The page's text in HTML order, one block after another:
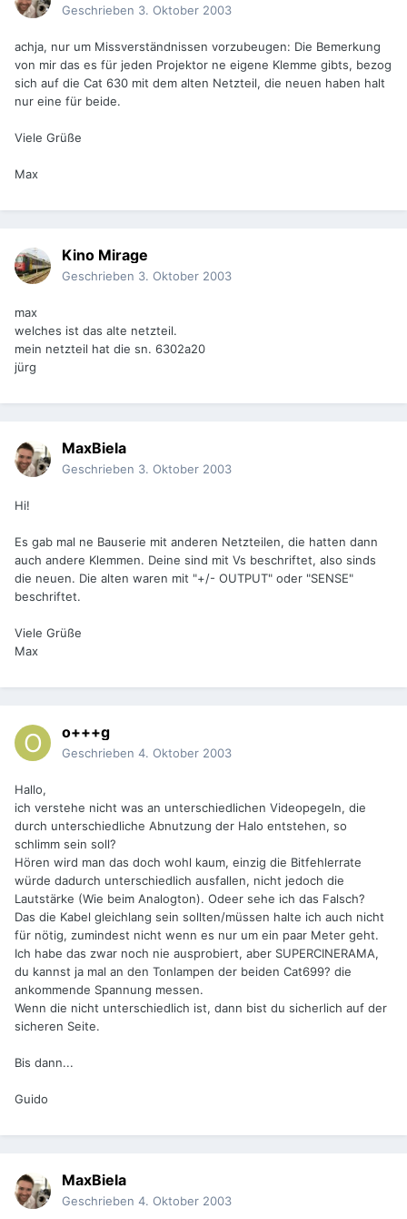
Geschrieben 3. Oktober 2003
achja, nur um Missverständnissen vorzubeugen: Die Bemerkung
von mir das es für jeden Projektor ne eigene Klemme gibts, bezog
sich auf die Cat 630 mit dem alten Netzteil, die neuen haben halt
nur eine für beide.
Viele Grüße
Max
Kino Mirage
Geschrieben 3. Oktober 2003
max
welches ist das alte netzteil.
mein netzteil hat die sn. 6302a20
jürg
MaxBiela
Geschrieben 3. Oktober 2003
Hi!
Es gab mal ne Bauserie mit anderen Netzteilen, die hatten dann
auch andere Klemmen. Deine sind mit Vs beschriftet, also sinds
die neuen. Die alten waren mit "+/- OUTPUT" oder "SENSE"
beschriftet.
Viele Grüße
Max
o+++g
Geschrieben 4. Oktober 2003
Hallo,
ich verstehe nicht was an unterschiedlichen Videopegeln, die
durch unterschiedliche Abnutzung der Halo entstehen, so
schlimm sein soll?
Hören wird man das doch wohl kaum, einzig die Bitfehlerrate
würde dadurch unterschiedlich ausfallen, nicht jedoch die
Lautstärke (Wie beim Analogton). Odeer sehe ich das Falsch?
Das die Kabel gleichlang sein sollten/müssen halte ich auch nicht
für nötig, zumindest nicht wenn es nur um ein paar Meter geht.
Ich habe das zwar noch nie ausprobiert, aber SUPERCINERAMA,
du kannst ja mal an den Tonlampen der beiden Cat699? die
ankommende Spannung messen.
Wenn die nicht unterschiedlich ist, dann bist du sicherlich auf der
sicheren Seite.
Bis dann...
Guido
MaxBiela
Geschrieben 4. Oktober 2003